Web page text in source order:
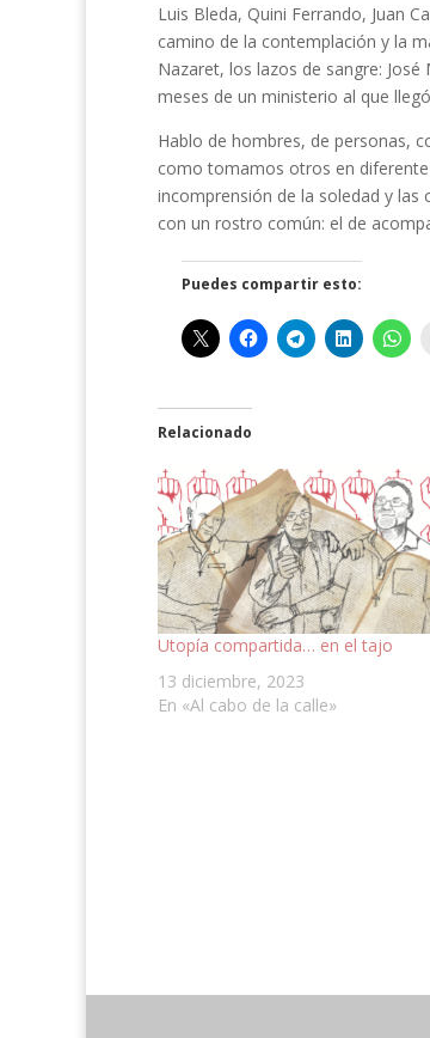
Luis Bleda, Quini Ferrando, Juan
camino de la contemplación y la
Nazaret, los lazos de sangre:
meses de un ministerio al que
Hablo de hombres, de personas,
como tomamos otros en
incomprensión de la soledad y las
con un rostro común: el de
Puedes compartir esto:
Relacionado
Utopía compartida… en el tajo
13 diciembre, 2023
En «Al cabo de la calle»